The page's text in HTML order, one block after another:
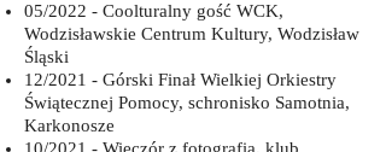
05/2022 - Coolturalny gość WCK,
Wodzisławskie Centrum Kultury, Wodzisław
Śląski
12/2021 - Górski Finał Wielkiej Orkiestry
Świątecznej Pomocy, schronisko Samotnia,
Karkonosze